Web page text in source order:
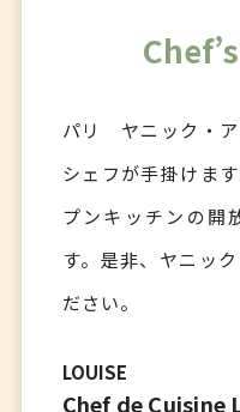
パリ ヤニック・ア
シェフが手掛けま
プンキッチンの開
す。是非、ヤニッ
ださい。
LOUISE
Chef de Cuisine